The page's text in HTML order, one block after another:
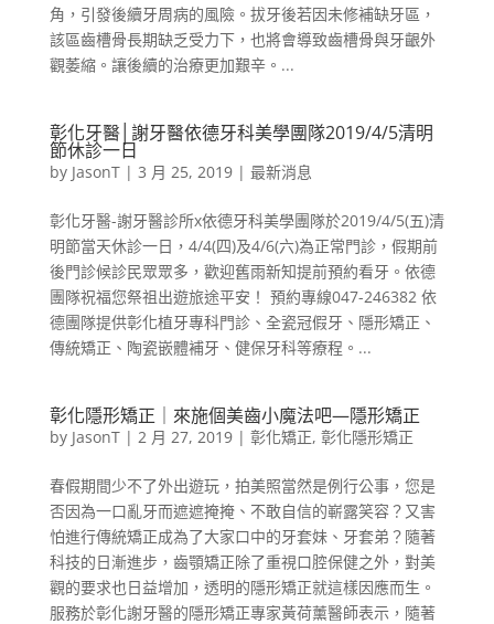
角，引發後續牙周病的風險。拔牙後若因未修補缺牙區，
該區齒槽骨長期缺乏受力下，也將會導致齒槽骨與牙齦外
觀萎縮。讓後續的治療更加艱辛。...
彰化牙醫│謝牙醫依德牙科美學團隊2019/4/5清明
節休診一日
by JasonT| 3 月 25, 2019| 最新消息
彰化牙醫-謝牙醫診所x依德牙科美學團隊於2019/4/5(五)清
明節當天休診一日，4/4(四)及4/6(六)為正常門診，假期前
後門診候診民眾眾多，歡迎舊雨新知提前預約看牙。依德
團隊祝福您祭祖出遊旅途平安！ 預約專線047-246382 依
德團隊提供彰化植牙專科門診、全瓷冠假牙、隱形矯正、
傳統矯正、陶瓷嵌體補牙、健保牙科等療程。...
彰化隱形矯正｜來施個美齒小魔法吧—隱形矯正
by JasonT| 2 月 27, 2019| 彰化矯正, 彰化隱形矯正
春假期間少不了外出遊玩，拍美照當然是例行公事，您是
否因為一口亂牙而遮遮掩掩、不敢自信的嶄露笑容？又害
怕進行傳統矯正成為了大家口中的牙套妹、牙套弟？隨著
科技的日漸進步，齒顎矯正除了重視口腔保健之外，對美
觀的要求也日益增加，透明的隱形矯正就這樣因應而生。
服務於彰化謝牙醫的隱形矯正專家黃荷薰醫師表示，隨著